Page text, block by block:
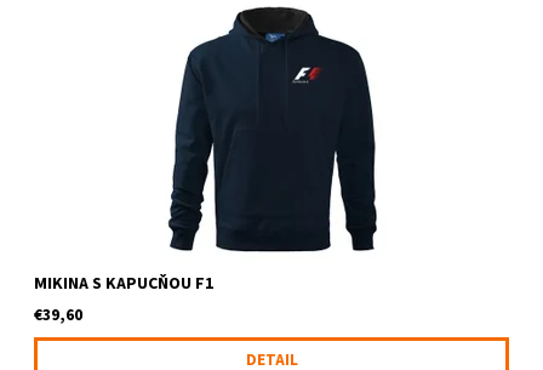
Mikina s kapucňou a logom F1
MIKINA S KAPUCŇOU F1
€39,60
DETAIL